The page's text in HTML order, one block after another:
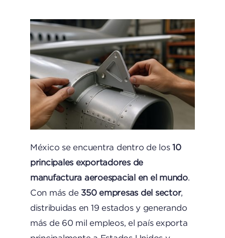
México se encuentra dentro de los10
principales exportadores de
manufactura aeroespacial en el mundo.
Con más de 350 empresas del sector,
distribuidas en 19 estados y generando
más de 60 mil empleos, el país exporta